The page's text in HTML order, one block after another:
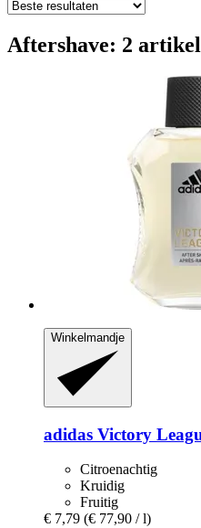
Aftershave: 2
Winkelmandje
adidas Victory
Citroenachtig
Kruidig
Fruitig
€ 7,79 (€ 77,90 / l)